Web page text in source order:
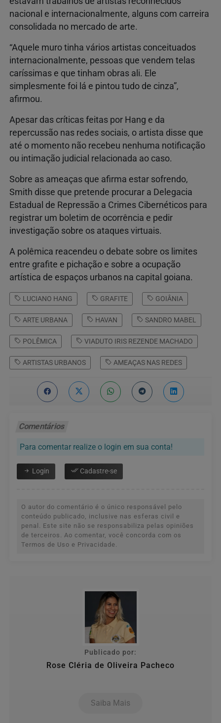
nacional e internacionalmente, alguns com carreira
consolidada no mercado de arte.
“Aquele muro tinha vários artistas conceituados
internacionalmente, pessoas que vendem telas
caríssimas e que tinham obras ali. Ele
simplesmente foi lá e pintou tudo de cinza”,
afirmou.
Apesar das críticas feitas por Hang e da
repercussão nas redes sociais, o artista disse que
até o momento não recebeu nenhuma notificação
ou intimação judicial relacionada ao caso.
Sobre as ameaças que afirma estar sofrendo,
Smith disse que pretende procurar a Delegacia
Estadual de Repressão a Crimes Cibernéticos para
registrar um boletim de ocorrência e pedir
investigação sobre os ataques virtuais.
A polêmica reacendeu o debate sobre os limites
entre grafite e pichação e sobre a ocupação
artística de espaços urbanos na capital goiana.
LUCIANO HANG GRAFITE GOIÂNIA
ARTE URBANA HAVAN SANDRO MABEL
POLÊMICA VIADUTO IRIS REZENDE MACHADO
ARTISTAS URBANOS AMEAÇAS NAS REDES
Comentários
Para comentar realize o login em sua conta!
Login Cadastre-se
O autor do comentário é o único responsável pelo
conteúdo publicado, inclusive nas esferas civil e
penal. Este site não se responsabiliza pelas opiniões
de terceiros. Ao comentar, você concorda com os
Termos de Uso e Privacidade.
Publicado por:
Rose Cléria de Oliveira Pacheco
Saiba Mais